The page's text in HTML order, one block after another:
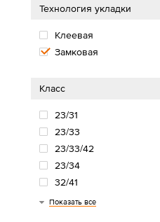
Технология укладки
Клеевая
Замковая
Класс
23/31
23/33
23/33/42
23/34
32/41
33
33/42
34
34/43
42
43
Показать все